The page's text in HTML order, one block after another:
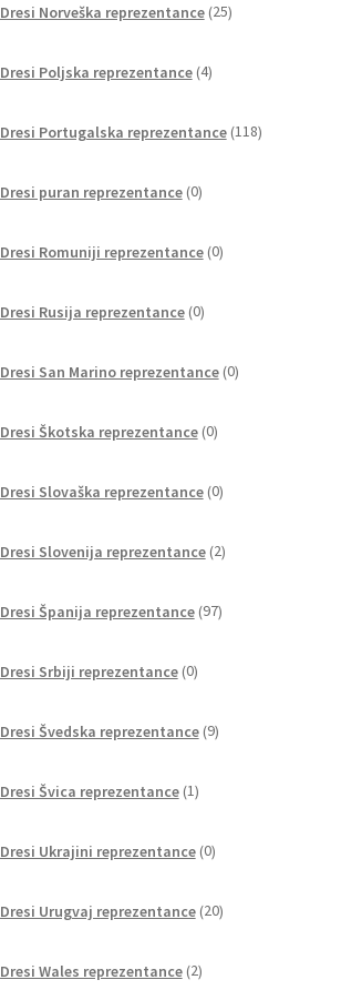
Dresi Norveška reprezentance 25izdelkov
Dresi Poljska reprezentance 4izdelki
Dresi Portugalska reprezentance 118izdelkov
Dresi puran reprezentance 0izdelkov
Dresi Romuniji reprezentance 0izdelkov
Dresi Rusija reprezentance 0izdelkov
Dresi San Marino reprezentance 0izdelkov
Dresi Škotska reprezentance 0izdelkov
Dresi Slovaška reprezentance 0izdelkov
Dresi Slovenija reprezentance 2izdelka
Dresi Španija reprezentance 97izdelkov
Dresi Srbiji reprezentance 0izdelkov
Dresi Švedska reprezentance 9izdelkov
Dresi Švica reprezentance 1izdelek
Dresi Ukrajini reprezentance 0izdelkov
Dresi Urugvaj reprezentance 20izdelkov
Dresi Wales reprezentance 2izdelka